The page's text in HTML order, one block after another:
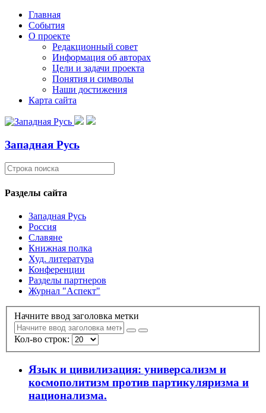
Главная
События
О проекте
Редакционный совет
Информация об авторах
Цели и задачи проекта
Понятия и символы
Наши достижения
Карта сайта
Западная Русь
Разделы сайта
Западная Русь
Россия
Славяне
Книжная полка
Худ. литература
Конференции
Разделы партнеров
Журнал "Аспект"
Начните ввод заголовка метки
Кол-во строк:
Язык и цивилизация: универсализм и
космополитизм против партикуляризма и
национализма.